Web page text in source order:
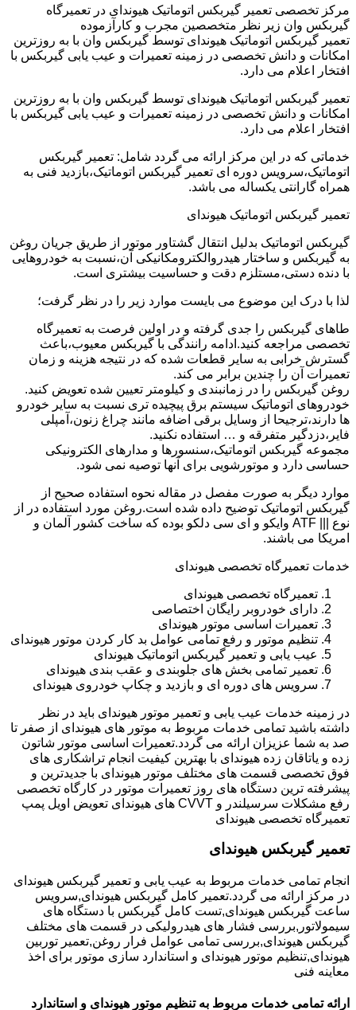
مرکز تخصصی تعمیر گیربکس اتوماتیک هیوندای در تعمیرگاه
گیربکس وان زیر نظر متخصصین مجرب و کارآزموده
تعمیر گیربکس اتوماتیک هیوندای توسط گیربکس وان با به روزترین
امکانات و دانش تخصصی در زمینه تعمیرات و عیب یابی گیربکس با
افتخار اعلام می دارد.
تعمیر گیربکس اتوماتیک هیوندای توسط گیربکس وان با به روزترین
امکانات و دانش تخصصی در زمینه تعمیرات و عیب یابی گیربکس با
افتخار اعلام می دارد.
خدماتی که در این مرکز ارائه می گردد شامل: تعمیر گیربکس
اتوماتیک،سرویس دوره ای تعمیر گیربکس اتوماتیک،بازدید فنی به
همراه گارانتی یکساله می باشد.
تعمیر گیربکس اتوماتیک هیوندای
گیربکس اتوماتیک بدلیل انتقال گشتاور موتور از طریق جریان روغن
به گیربکس و ساختار هیدروالکترومکانیکی آن،نسبت به خودروهایی
با دنده دستی،مستلزم دقت و حساسیت بیشتری است.
لذا با درک این موضوع می بایست موارد زیر را در نظر گرفت؛
طاهای گیربکس را جدی گرفته و در اولین فرصت به تعمیرگاه
تخصصی مراجعه کنید.ادامه رانندگی با گیربکس معیوب،باعث
گسترش خرابی به سایر قطعات شده که در نتیجه هزینه و زمان
تعمیرات آن را چندین برابر می کند.
روغن گیربکس را در زمانبندی و کیلومتر تعیین شده تعویض کنید.
خودروهای اتوماتیک سیستم برق پیچیده تری نسبت به سایر خودرو
ها دارند،ترجیحا از وسایل برقی اضافه مانند چراغ زنون،آمپلی
فایر،دزدگیر متفرقه و … استفاده نکنید.
مجموعه گیربکس اتوماتیک،سنسورها و مدارهای الکترونیکی
حساسی دارد و موتورشویی برای آنها توصیه نمی شود.
موارد دیگر به صورت مفصل در مقاله نحوه استفاده صحیح از
گیربکس اتوماتیک توضیح داده شده است.روغن مورد استفاده در از
نوع ||| ATF وایکو و ای سی دلکو بوده که ساخت کشور آلمان و
امریکا می باشند.
خدمات تعمیرگاه تخصصی هیوندای
تعمیرگاه تخصصی هیوندای
دارای خودروبر رایگان اختصاصی
تعمیرات اساسی موتور هیوندای
تنظیم موتور و رفع تمامی عوامل بد کار کردن موتور هیوندای
عیب یابی و تعمیر گیربکس اتوماتیک هیوندای
تعمیر تمامی بخش های جلوبندی و عقب بندی هیوندای
سرویس های دوره ای و بازدید و چکاپ خودروی هیوندای
در زمینه خدمات عیب یابی و تعمیر موتور هیوندای باید در نظر
داشته باشید تمامی خدمات مربوط به موتور های هیوندای از صفر تا
صد به شما عزیزان ارائه می گردد.تعمیرات اساسی موتور شاتون
زده و یاتاقان زده هیوندای با بهترین کیفیت انجام تراشکاری های
فوق تخصصی قسمت های مختلف موتور هیوندای با جدیدترین و
پیشرفته ترین دستگاه های روز تعمیرات موتور در کارگاه تخصصی
رفع مشکلات سرسیلندر و CVVT های هیوندای تعویض اویل پمپ
تعمیرگاه تخصصی هیوندای
تعمیر گیربکس هیوندای
انجام تمامی خدمات مربوط به عیب یابی و تعمیر گیربکس هیوندای
در مرکز ارائه می گردد.تعمیر کامل گیربکس هیوندای,سرویس
ساعت گیربکس هیوندای,تست کامل گیربکس با دستگاه های
سیمولاتور,بررسی فشار های هیدرولیکی در قسمت های مختلف
گیربکس هیوندای,بررسی تمامی عوامل فرار روغن,تعمیر توربین
هیوندای,تنظیم موتور هیوندای و استاندارد سازی موتور برای اخذ
معاینه فنی
ارائه تمامی خدمات مربوط به تنظیم موتور هیوندای و استاندارد